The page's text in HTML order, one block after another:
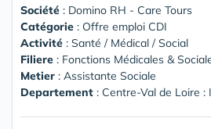
Société : Domino RH - Care Tours
Catégorie : Offre emploi CDI
Activité : Santé / Médical / Social
Filiere : Fonctions Médicales &
Metier : Assistante Sociale
Departement : Centre-Val de Loire